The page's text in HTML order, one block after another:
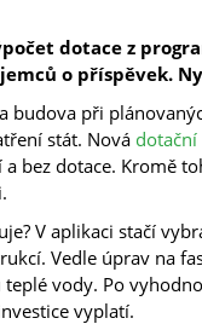
dotace z
o příspěvek.
budova při
stát. Nová dotační
a bez dotace. Kromě
V aplikaci stačí
Vedle úprav na
vody. Po
vyplatí.